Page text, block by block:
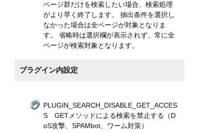
ページ群だけを検索したい場合、検索処理
がより早く終了します。 抽出条件を選択し
なかった場合は全ページが対象となりま
す。 省略時は選択欄が表示されず、常に全
ページが検索対象となります。
プラグイン内設定
PLUGIN_SEARCH_DISABLE_GET_ACCES
S GETメソッドによる検索を禁止する（D
oS攻撃、SPAMbot、ワーム対策）